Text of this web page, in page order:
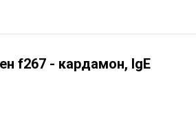
f267 - кардамон, IgE